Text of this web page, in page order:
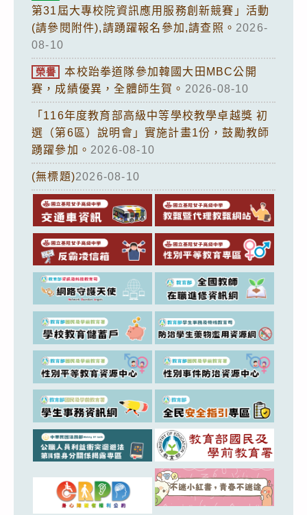
第31屆大專校院資訊應用服務創新競賽」活動
(請參閱附件),請踴躍報名參加,請查照。 2026-
08-10
榮譽
本校跆拳道隊參加韓國大田MBC公開
賽，成績優異，全體師生賀。 2026-08-10
「116年度教育部高級中等學校教學卓越獎 初
選（第6區）說明會」實施計畫1份，鼓勵教師
踴躍參加。 2026-08-10
(無標題)2026-08-10